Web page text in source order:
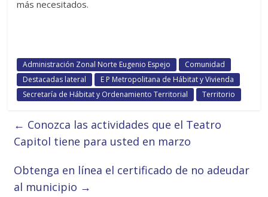
más necesitados.
Administración Zonal Norte Eugenio Espejo
Comunidad
Destacadas lateral
E P Metropolitana de Hábitat y Vivienda
Secretaría de Hábitat y Ordenamiento Territorial
Territorio
← Conozca las actividades que el Teatro
Capitol tiene para usted en marzo
Obtenga en línea el certificado de no adeudar
al municipio →